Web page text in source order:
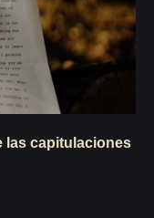
las capitulaciones